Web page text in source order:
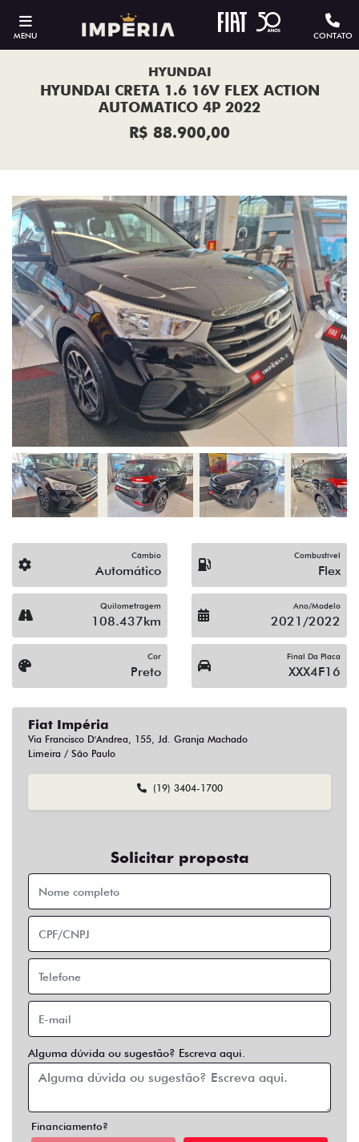
MENU CONTATO
HYUNDAI
HYUNDAI CRETA 1.6 16V FLEX ACTION
AUTOMATICO 4P 2022
R$ 88.900,00
Previous Next
Câmbio
Automático
Combustível
Flex
Quilometragem
108.437km
Ano/Modelo
2021/2022
Cor
Preto
Final Da Placa
XXX4F16
Fiat Impéria
Via Francisco D'Andrea, 155, Jd. Granja Machado
Limeira / São Paulo
(19) 3404-1700
Solicitar proposta
Alguma dúvida ou sugestão? Escreva aqui.
Financiamento?